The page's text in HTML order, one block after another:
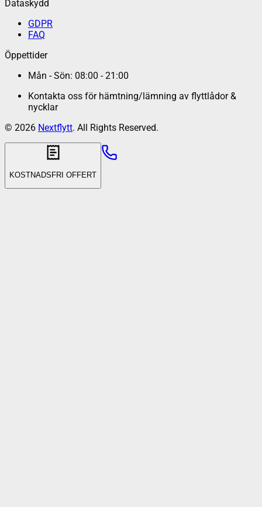
Dataskydd
GDPR
FAQ
Öppettider
Mån - Sön: 08:00 - 21:00
Kontakta oss för hämtning/lämning av flyttlådor &
nycklar
© 2026 Nextflytt. All Rights Reserved.
KOSTNADSFRI OFFERT